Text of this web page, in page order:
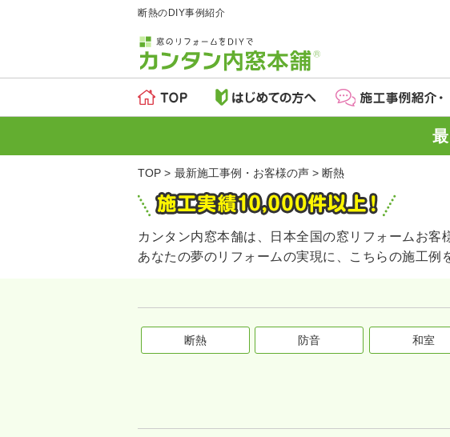
断熱のDIY事例紹介
TOP 最新施工事例・お客様の声 断熱
カンタン内窓本舗は、日本全国の窓リフォームお客
あなたの夢のリフォームの実現に、こちらの施工例
断熱 防音 和室